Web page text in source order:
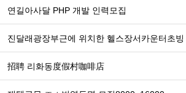
연길아사달 PHP 개발 인력모집
진달래광장부근에 위치한 헬스장서카운터초빙
招聘 리화동度假村咖啡店